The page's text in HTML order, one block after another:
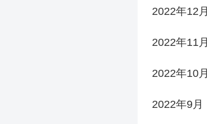
2022年12月
2022年11月
2022年10月
2022年9月